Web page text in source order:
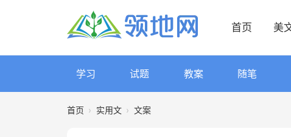
首页 美
学习 试题 教案 随笔
首页 › 实用文 › 文案